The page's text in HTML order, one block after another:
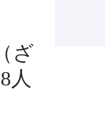
ざ
人